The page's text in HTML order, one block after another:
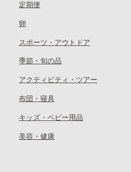
定期便
卵
スポーツ・アウトドア
季節・旬の品
アクティビティ・ツアー
布団・寝具
キッズ・ベビー用品
美容・健康